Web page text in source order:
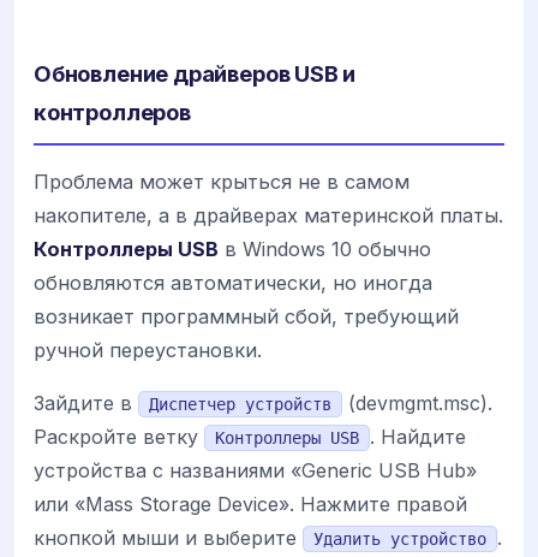
Обновление драйверов USB и
контроллеров
Проблема может крыться не в самом
накопителе, а в драйверах материнской платы.
Контроллеры USB в Windows 10 обычно
обновляются автоматически, но иногда
возникает программный сбой, требующий
ручной переустановки.
Зайдите в Диспетчер устройств
(devmgmt.msc).
Раскройте ветку
Контроллеры USB
. Найдите
устройства с названиями «Generic USB Hub»
или «Mass Storage Device». Нажмите правой
кнопкой мыши и выберите
Удалить устройство
.